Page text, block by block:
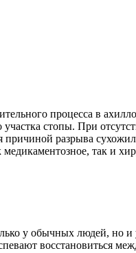
процесса в
стопы. При
причиной разрыва
так и
у обычных людей,
восстановиться